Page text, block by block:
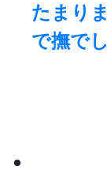
たまり
で撫で